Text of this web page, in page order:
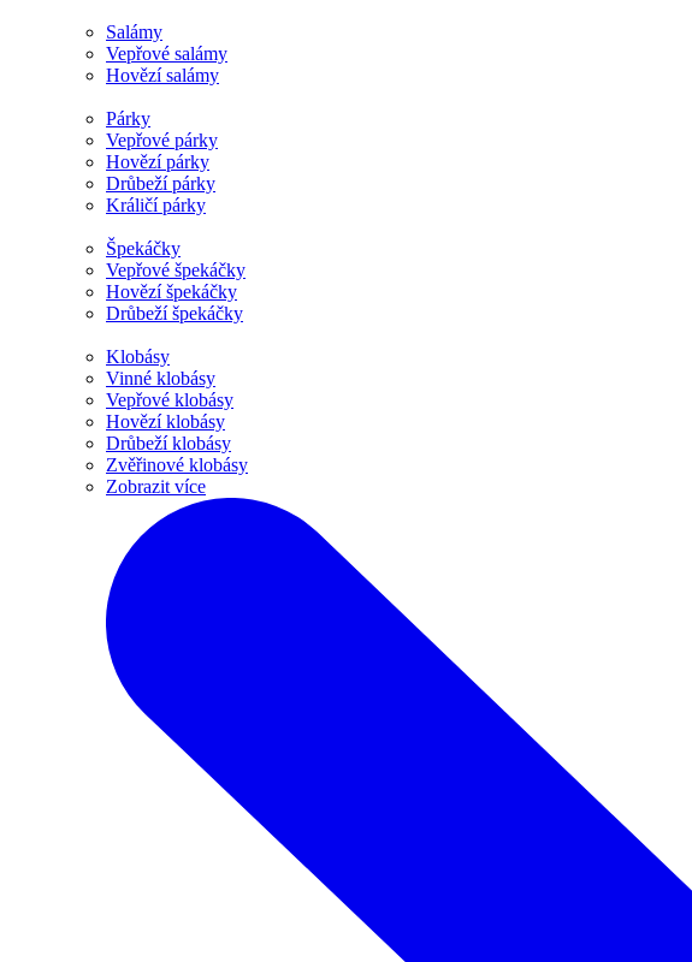
Salámy
Vepřové salámy
Hovězí salámy
Párky
Vepřové párky
Hovězí párky
Drůbeží párky
Králičí párky
Špekáčky
Vepřové špekáčky
Hovězí špekáčky
Drůbeží špekáčky
Klobásy
Vinné klobásy
Vepřové klobásy
Hovězí klobásy
Drůbeží klobásy
Zvěřinové klobásy
Zobrazit více